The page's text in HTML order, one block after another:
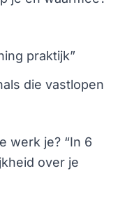
praktijk”
die vastlopen
werk je? “In 6
over je